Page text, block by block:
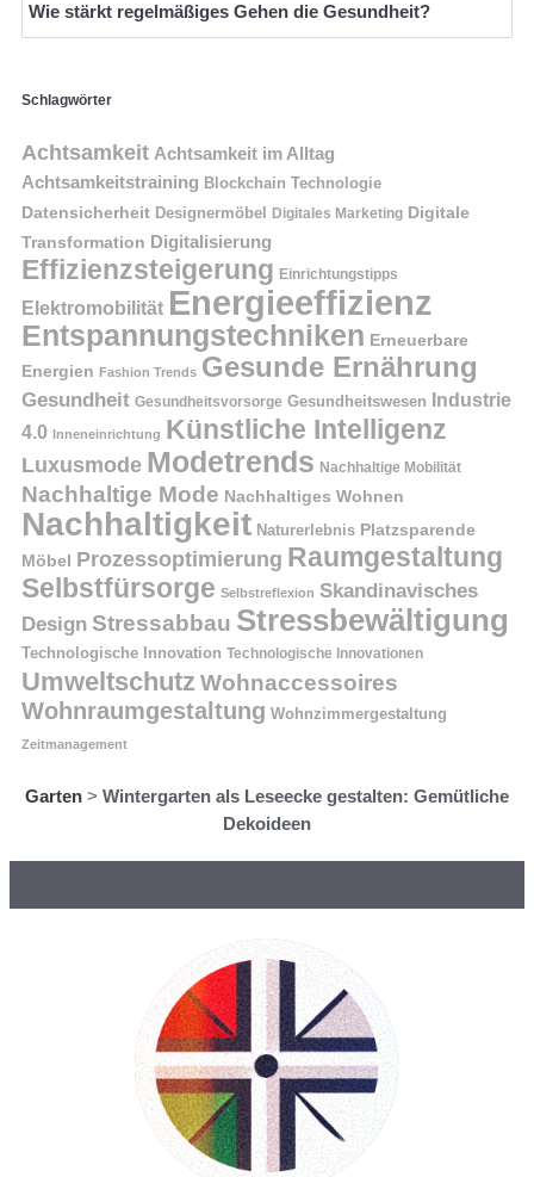
Wie stärkt regelmäßiges Gehen die Gesundheit?
Schlagwörter
Achtsamkeit Achtsamkeit im Alltag
Achtsamkeitstraining Blockchain Technologie
Datensicherheit Designermöbel Digitales Marketing Digitale
Transformation Digitalisierung
Effizienzsteigerung Einrichtungstipps
Elektromobilität Energieeffizienz
Entspannungstechniken Erneuerbare
Energien Fashion Trends Gesunde Ernährung
Gesundheit Gesundheitsvorsorge Gesundheitswesen Industrie
4.0 Inneneinrichtung Künstliche Intelligenz
Luxusmode Modetrends Nachhaltige Mobilität
Nachhaltige Mode Nachhaltiges Wohnen
Nachhaltigkeit Naturerlebnis Platzsparende
Möbel
Prozessoptimierung Raumgestaltung
Selbstfürsorge Selbstreflexion Skandinavisches
Design Stressabbau Stressbewältigung
Technologische Innovation Technologische Innovationen
Umweltschutz Wohnaccessoires
Wohnraumgestaltung Wohnzimmergestaltung
Zeitmanagement
Garten > Wintergarten als Leseecke gestalten: Gemütliche
Dekoideen